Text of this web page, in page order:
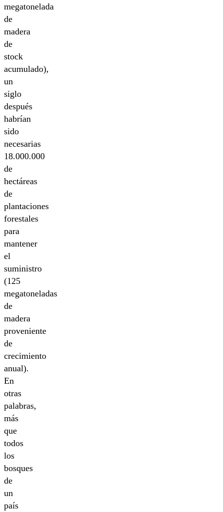
megatonelada
de
madera
de
stock
acumulado),
un
siglo
después
habrían
sido
necesarias
18.000.000
de
hectáreas
de
plantaciones
forestales
para
mantener
el
suministro
(125
megatoneladas
de
madera
proveniente
de
crecimiento
anual).
En
otras
palabras,
más
que
todos
los
bosques
de
un
país